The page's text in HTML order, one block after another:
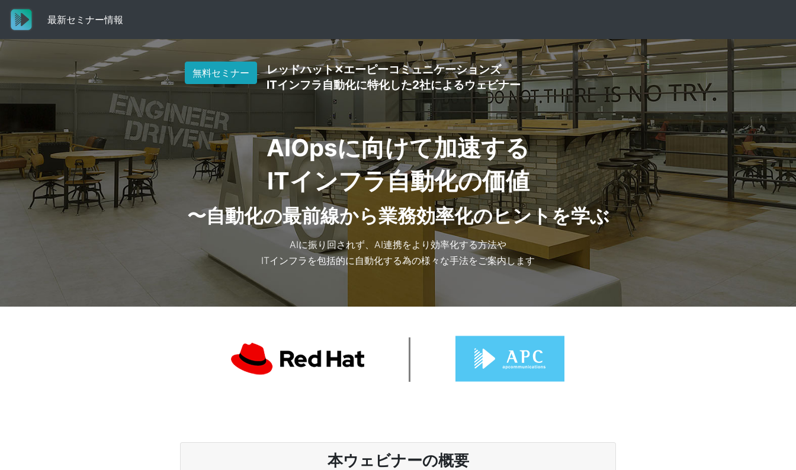
最新セミナー情報
無料セミナー
レッドハット✕エーピーコミュニケーションズ
ITインフラ自動化に特化した2社によるウェビナー
AIOpsに向けて加速する
ITインフラ自動化の価値
〜自動化の最前線から業務効率化のヒントを学ぶ
AIに振り回されず、AI連携をより効率化する方法や
ITインフラを包括的に自動化する為の様々な手法をご案内します
本ウェビナーの概要